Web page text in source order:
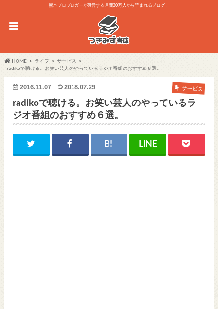
熊本プロブロガーが運営する月間30万人から読まれるブログ！
HOME ライフ
サービス
radikoで聴ける。お笑い芸人のやっているラジオ番組のおすすめ６選。
2016.11.07 2018.07.29 サービス
radikoで聴ける。お笑い芸人のやっているラ
ジオ番組のおすすめ６選。